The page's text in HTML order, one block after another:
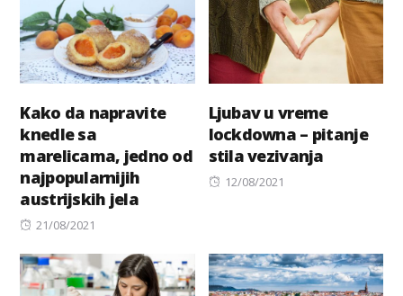
Kako da napravite
knedle sa
marelicama, jedno od
najpopularnijih
austrijskih jela
Posted
21/08/2021
Ljubav u vreme
lockdowna – pitanje
stila vezivanja
Posted
12/08/2021